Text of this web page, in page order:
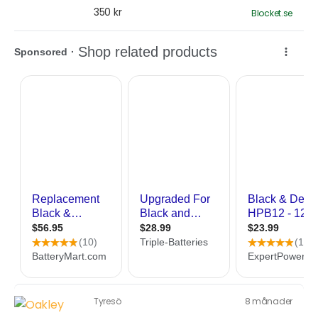
350 kr
Blocket.se
Tyresö 8 månader